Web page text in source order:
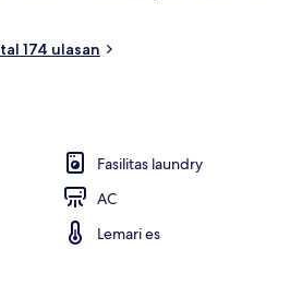
174 ulasan
Fasilitas laundry
AC
Lemari es